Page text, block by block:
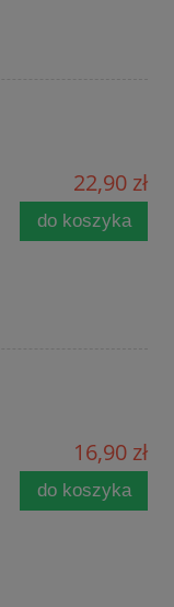
22,90 zł
do koszyka
16,90 zł
do koszyka